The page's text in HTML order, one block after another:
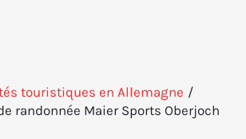
touristiques en Allemagne
randonnée Maier Sports Oberjoch